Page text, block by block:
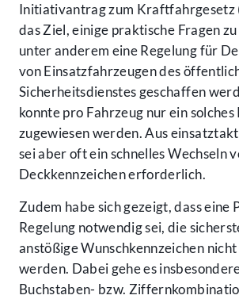
Initiativantrag zum Kraftfahrgesetz
das Ziel, einige praktische Fragen zu
unter anderem eine Regelung für
von Einsatzfahrzeugen des
Sicherheitsdienstes geschaffen
konnte pro Fahrzeug nur ein
zugewiesen werden. Aus
sei aber oft ein schnelles Wechseln
Deckkennzeichen erforderlich.
Zudem habe sich gezeigt, dass eine
Regelung notwendig sei, die
anstößige Wunschkennzeichen
werden. Dabei gehe es
Buchstaben- bzw.